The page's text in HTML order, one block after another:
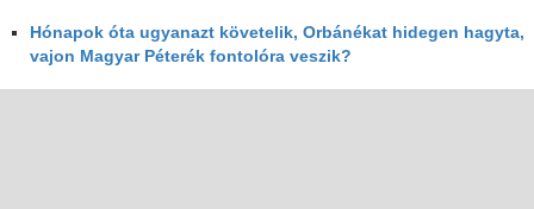
Hónapok óta ugyanazt követelik, Orbánékat hidegen hagyta,
vajon Magyar Péterék fontolóra veszik?